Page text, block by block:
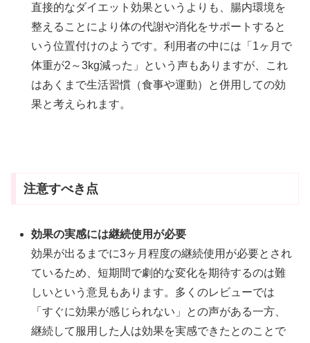
直接的なダイエット効果というよりも、腸内環境を
整えることにより体の代謝や消化をサポートすると
いう位置付けのようです。利用者の中には「1ヶ月で
体重が2～3kg減った」という声もありますが、これ
はあくまで生活習慣（食事や運動）と併用しての効
果と考えられます。
注意すべき点
効果の実感には継続使用が必要
効果が出るまでに3ヶ月程度の継続使用が必要とされ
ているため、短期間で劇的な変化を期待するのは難
しいという意見もあります。多くのレビューでは
「すぐに効果が感じられない」との声がある一方、
継続して服用した人は効果を実感できたとのことで